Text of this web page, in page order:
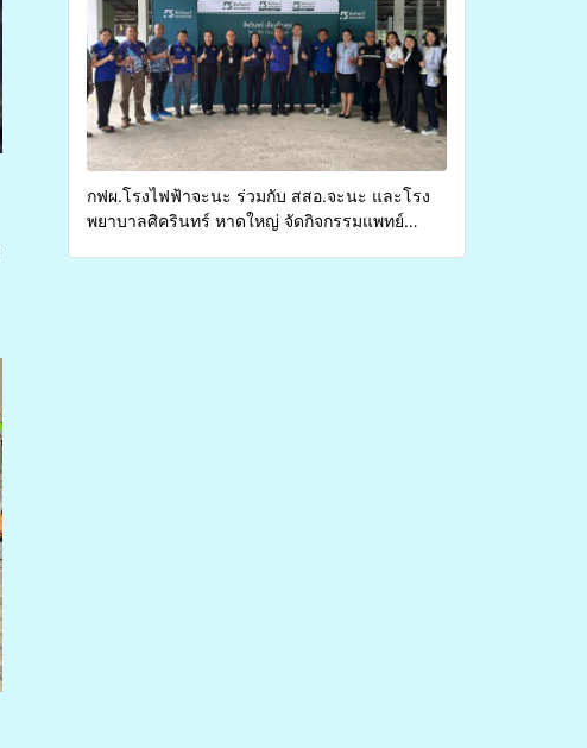
กฟผ.โรงไฟฟ้าจะนะ ร่วมกับ สสอ.จะนะ และโรง
พยาบาลศิครินทร์ หาดใหญ่ จัดกิจกรรมแพทย์